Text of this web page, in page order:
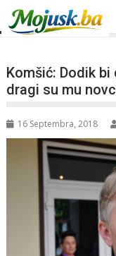
Komšić: Dodik
dragi su mu
16 Septembra, 2018